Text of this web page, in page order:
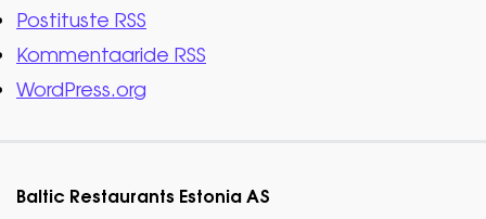
Postituste RSS
Kommentaaride RSS
WordPress.org
Baltic Restaurants Estonia AS